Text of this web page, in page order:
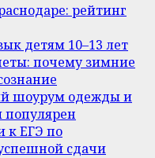
рейтинг
детям 10–13 лет
почему зимние
шоурум одежды и
популярен
к ЕГЭ по
сдачи